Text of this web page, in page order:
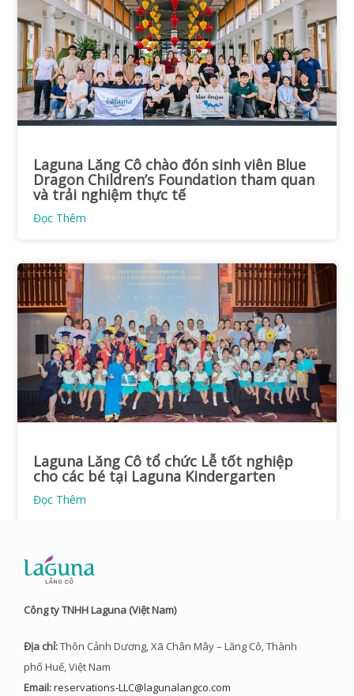
Laguna Lăng Cô chào đón sinh viên Blue
Dragon Children’s Foundation tham quan
và trải nghiệm thực tế
Đọc Thêm
Laguna Lăng Cô tổ chức Lễ tốt nghiệp
cho các bé tại Laguna Kindergarten
Đọc Thêm
Công ty TNHH Laguna (Việt Nam)
Địa chỉ:Thôn Cảnh Dương, Xã Chân Mây – Lăng Cô, Thành
phố Huế, Việt Nam
Email:reservations-LLC@lagunalangco.com